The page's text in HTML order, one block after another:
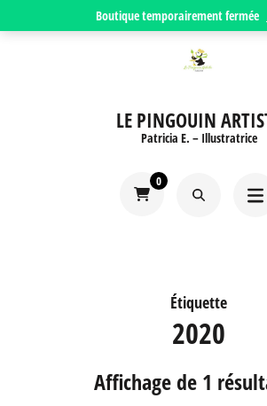
Boutique temporairement fermée
LE PINGOUIN
Patricia E. – Illustratrice
0
Étiquette
2020
Affichage de 1